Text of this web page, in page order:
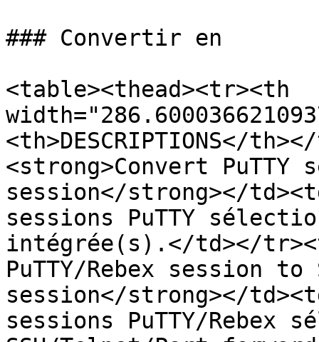
### Convertir en
<table><thead><tr><th
<th>DESCRIPTIONS</
<strong>Convert PuTTY
session</strong></
sessions PuTTY
intégrée(s).</td></
PuTTY/Rebex session
session</strong></
sessions PuTTY/Rebex